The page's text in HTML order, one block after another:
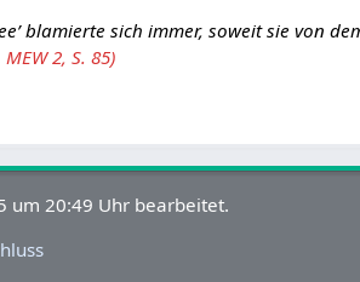
blamierte sich immer, soweit sie von
2, S. 85)
um 20:49 Uhr bearbeitet.